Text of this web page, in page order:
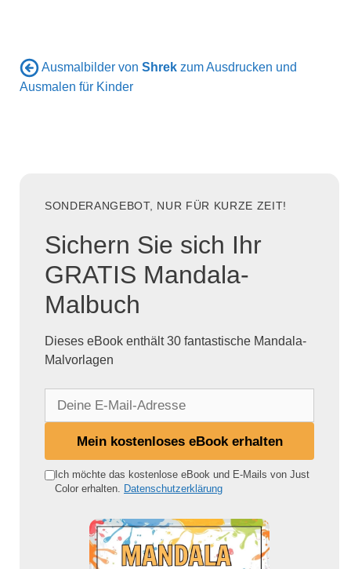
Ausmalbilder von Shrek zum Ausdrucken und
Ausmalen für Kinder
SONDERANGEBOT, NUR FÜR KURZE ZEIT!
Sichern Sie sich Ihr
GRATIS Mandala-
Malbuch
Dieses eBook enthält 30 fantastische Mandala-
Malvorlagen
e
Mein kostenloses eBook erhalten
Ich möchte das kostenlose eBook und E-Mails von Just
Color erhalten.
Datenschutzerklärung